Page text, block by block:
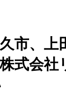
市、上
式会社